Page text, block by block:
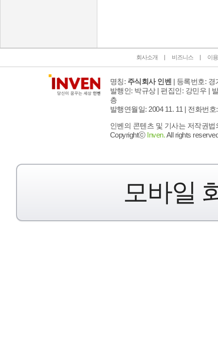
회사소개 비즈니스 이
명칭: 주식회사 인벤 | 등록번호: 경
발행인: 박규상 | 편집인: 강민우 |
층
발행연월일: 2004 11. 11 | 전화번호
인벤의 콘텐츠 및 기사는 저작권
Copyrightⓒ Inven.All rights
모바일